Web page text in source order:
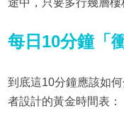
途中，只要多行幾層樓
每日10分鐘「
到底這10分鐘應該如
者設計的黃金時間表：